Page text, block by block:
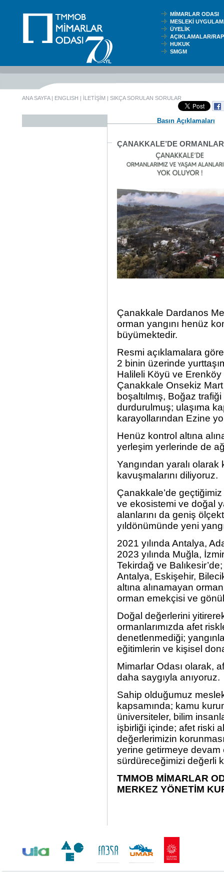
MİMARLAR ODASI
MESLEKİ
ÜYELİK
AÇIKLAMALAR/
HUKUK
SMGM
ANA SAYFA| ENGLISH | İLETİŞİM | SIKÇA SORULAN SORULAR
Basın Açıklamaları
ÇANAKKALE’DE
Çanakkale Dardanos
orman yangını henüz
büyümektedir.
Resmi açıklamalara
2 binin üzerinde
Halileli Köyü ve Erenköy
Çanakkale Onsekiz
boşaltılmış, Boğaz
durdurulmuş; ulaşıma
karayollarından Ezine
Henüz kontrol altına
yerleşim yerlerinde de
Yangından yaralı olarak
kavuşmalarını diliyoruz.
Çanakkale’de
ve ekosistemi ve doğal
alanlarını da geniş
yıldönümünde yeni
2021 yılında Antalya,
2023 yılında Muğla,
Tekirdağ ve
Antalya, Eskişehir,
altına alınamayan
orman emekçisi ve
Doğal değerlerini
ormanlarımızda afet
denetlenmediği;
eğitimlerin ve kişisel
Mimarlar Odası olarak,
daha saygıyla anıyoruz.
Sahip olduğumuz
kapsamında; kamu
üniversiteler, bilim
işbirliği içinde; afet riski
değerlerimizin
yerine getirmeye devam
sürdüreceğimizi değerli
TMMOB MİMARLAR
MERKEZ YÖNETİM